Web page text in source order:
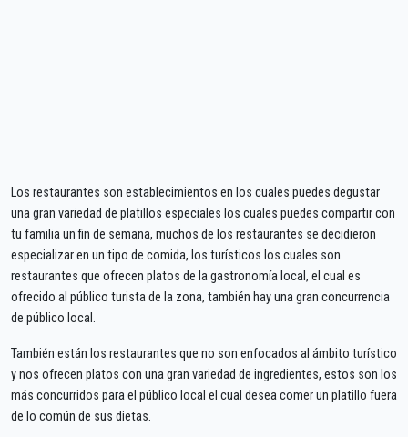
Los restaurantes son establecimientos en los cuales puedes degustar
una gran variedad de platillos especiales los cuales puedes compartir con
tu familia un fin de semana, muchos de los restaurantes se decidieron
especializar en un tipo de comida, los turísticos los cuales son
restaurantes que ofrecen platos de la gastronomía local, el cual es
ofrecido al público turista de la zona, también hay una gran concurrencia
de público local.
También están los restaurantes que no son enfocados al ámbito turístico
y nos ofrecen platos con una gran variedad de ingredientes, estos son los
más concurridos para el público local el cual desea comer un platillo fuera
de lo común de sus dietas.